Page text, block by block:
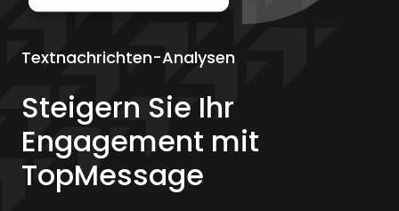
Textnachrichten-Analysen
Steigern Sie Ihr
Engagement mit
TopMessage